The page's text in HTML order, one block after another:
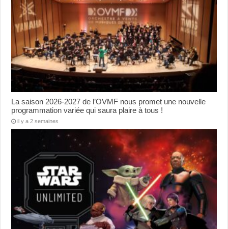
La saison 2026-2027 de l’OVMF nous promet une nouvelle
programmation variée qui saura plaire à tous !
il y a 2 semaines